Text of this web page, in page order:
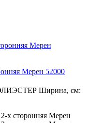
Мерен 52000
Ширина, см: